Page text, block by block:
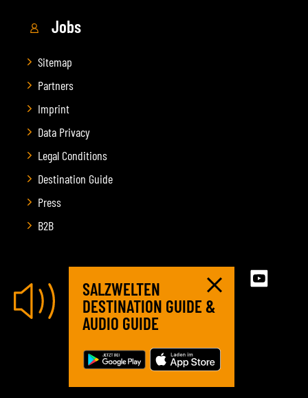
Jobs
Sitemap
Partners
Imprint
Data Privacy
Legal Conditions
Destination Guide
Press
B2B
SALZWELTEN
DESTINATION GUIDE &
AUDIO GUIDE